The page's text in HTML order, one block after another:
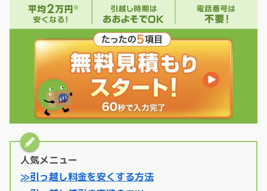
人気メニュー
≫引っ越し料金を安くする方法